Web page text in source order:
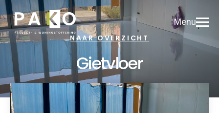
Menu
NAAR OVERZICHT
Gietvloer